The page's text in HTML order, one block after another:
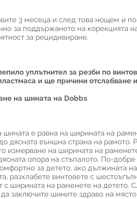
3 месеца и след това нощем и
за поддържането на корекцията
за рецидивиране.
уплътнител за резби по
и ще причини отслабване
на шината на Dobbs
е равна на ширината на
дясната външна страна на рамото.
измерване на ширината на
опора на стъпалото. По-
за детето, ако дължината
винтовете с
ширината на раменете на детето.
заключите шините здраво на място.